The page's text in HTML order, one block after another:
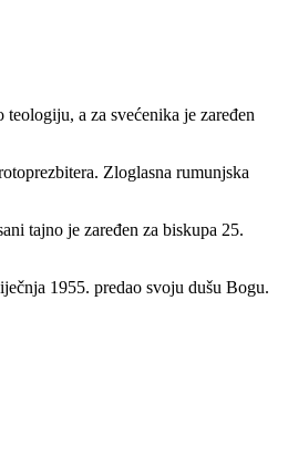
a za svećenika je zaređen
Zloglasna rumunjska
tajno je zaređen za biskupa 25.
1955. predao svoju dušu Bogu.